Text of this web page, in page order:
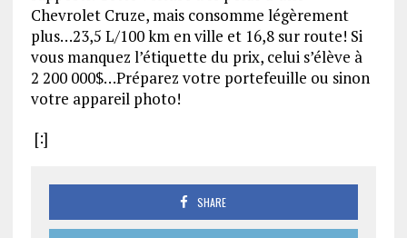
Chevrolet Cruze, mais consomme légèrement
plus…23,5 L/100 km en ville et 16,8 sur route! Si
vous manquez l’étiquette du prix, celui s’élève à
2 200 000$…Préparez votre portefeuille ou sinon
votre appareil photo!
[:]
SHARE